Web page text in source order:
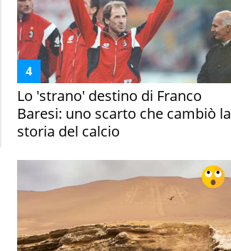
Lo 'strano' destino di Franco
Baresi: uno scarto che cambiò la
storia del calcio